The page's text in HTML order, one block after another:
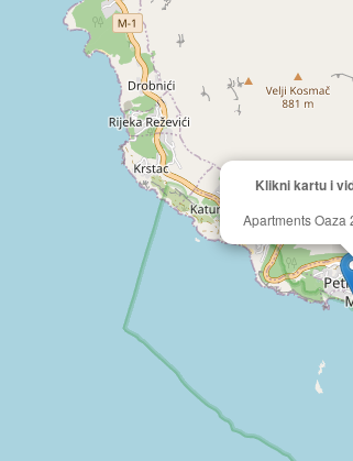
Klikni kartu i
Apartments Oaza